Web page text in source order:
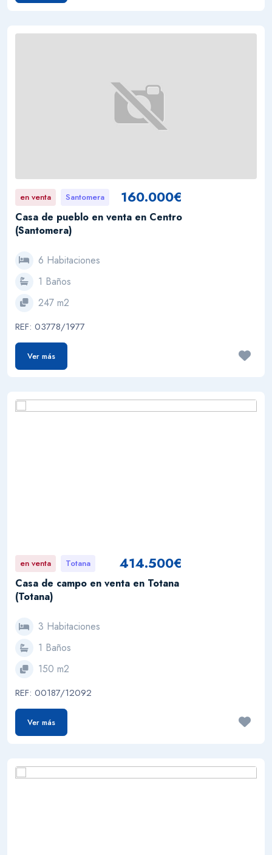
en venta Santomera 160.000€
Casa de pueblo en venta en Centro
(Santomera)
6 Habitaciones
1 Baños
247 m2
REF: 03778/1977
Ver más
en venta Totana 414.500€
Casa de campo en venta en Totana
(Totana)
3 Habitaciones
1 Baños
150 m2
REF: 00187/12092
Ver más